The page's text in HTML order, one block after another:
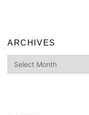
ARCHIVES
Archives